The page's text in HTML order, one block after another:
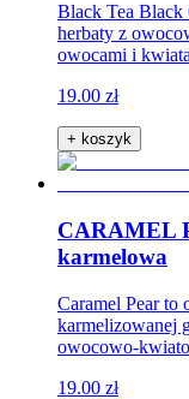
Black Tea Black
herbaty z
owocami i
19.00 zł
+ koszyk
CARAMEL
karmelowa
Caramel Pear to
karmelizowanej
owocowo-
19.00 zł